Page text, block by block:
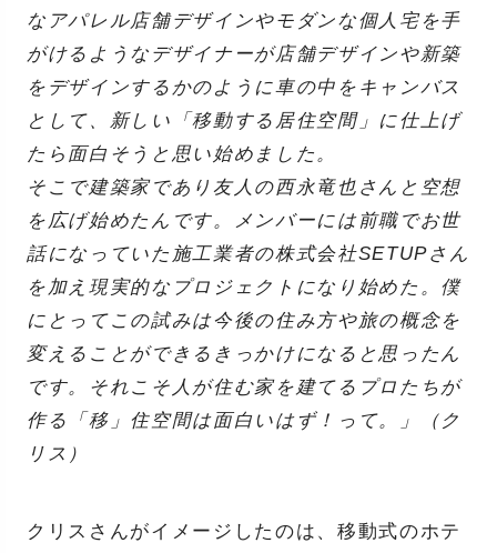
なアパレル店舗デザインやモダンな個人宅を手
がけるようなデザイナーが店舗デザインや新築
をデザインするかのように車の中をキャンバス
として、新しい「移動する居住空間」に仕上げ
たら面白そうと思い始めました。
そこで建築家であり友人の西永竜也さんと空想
を広げ始めたんです。メンバーには前職でお世
話になっていた施工業者の株式会社SETUPさん
を加え現実的なプロジェクトになり始めた。僕
にとってこの試みは今後の住み方や旅の概念を
変えることができるきっかけになると思ったん
です。それこそ人が住む家を建てるプロたちが
作る「移」住空間は面白いはず！って。」（ク
リス）
クリスさんがイメージしたのは、移動式のホテ